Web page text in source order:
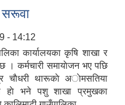
- 14:12
कार्यालयका कृषि शाखा र
कर्मचारी समायाेजन भए पछि
चाैधरी थारूकाे अाेमसतिया
हाे भने पशु शाखा प्रमुखका